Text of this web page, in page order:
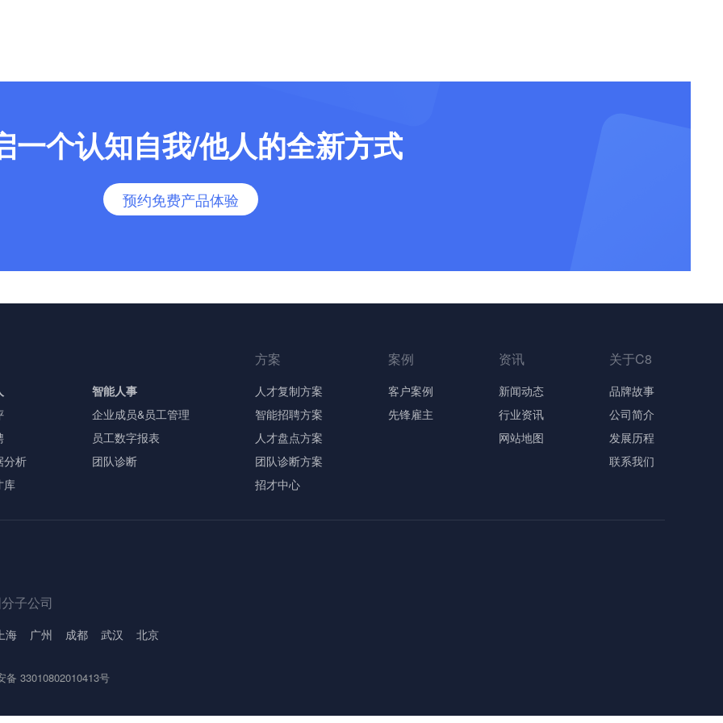
一个认知自我/他人的全新方式
预约免费产品体验
分析
库
智能人事
企业成员&员工管理
员工数字报表
团队诊断
方案
人才复制方案
智能招聘方案
人才盘点方案
团队诊断方案
招才中心
案例
客户案例
先锋雇主
资讯
新闻动态
行业资讯
网站地图
关于C8
品牌故事
公司简介
发展历程
联系我们
子公司
海 广州 成都 武汉 北京
备 33010802010413号